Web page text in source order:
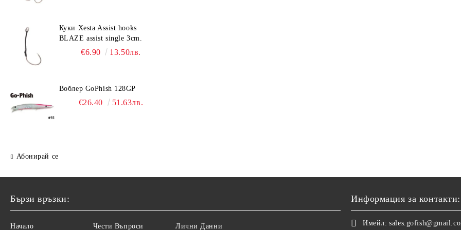
Куки Xesta Assist hooks
BLAZE assist single 3cm.
€6.90 13.50лв.
Воблер GoPhish 128GP
€26.40 51.63лв.
Абонирай се
Бързи връзки:
Начало Чести Въпроси Лични Данни
Информация за контакти:
Имейл: